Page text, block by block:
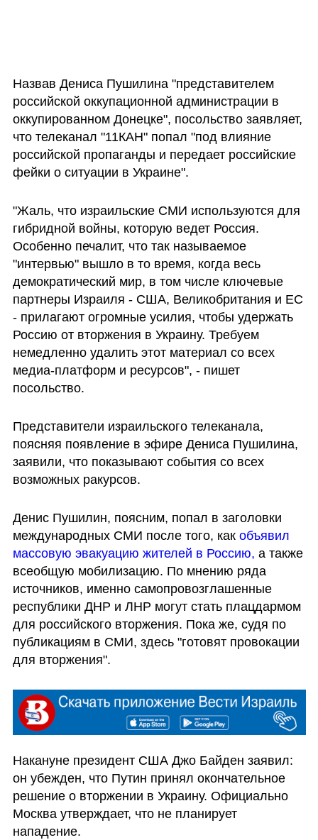
Назвав Дениса Пушилина "представителем
российской оккупационной администрации в
оккупированном Донецке", посольство заявляет,
что телеканал "11КАН" попал "под влияние
российской пропаганды и передает российские
фейки о ситуации в Украине".
"Жаль, что израильские СМИ используются для
гибридной войны, которую ведет Россия.
Особенно печалит, что так называемое
"интервью" вышло в то время, когда весь
демократический мир, в том числе ключевые
партнеры Израиля - США, Великобритания и ЕС
- прилагают огромные усилия, чтобы удержать
Россию от вторжения в Украину. Требуем
немедленно удалить этот материал со всех
медиа-платформ и ресурсов", - пишет
посольство.
Представители израильского телеканала,
поясняя появление в эфире Дениса Пушилина,
заявили, что показывают события со всех
возможных ракурсов.
Денис Пушилин, поясним, попал в заголовки
международных СМИ после того, как объявил
массовую эвакуацию жителей в Россию, а также
всеобщую мобилизацию. По мнению ряда
источников, именно самопровозглашенные
республики ДНР и ЛНР могут стать плацдармом
для российского вторжения. Пока же, судя по
публикациям в СМИ, здесь "готовят провокации
для вторжения".
Накануне президент США Джо Байден заявил:
он убежден, что Путин принял окончательное
решение о вторжении в Украину. Официально
Москва утверждает, что не планирует
нападение.